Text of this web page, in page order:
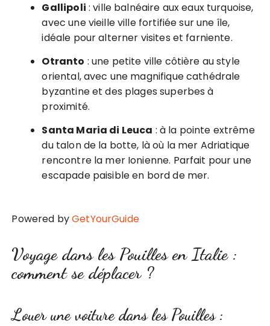
Gallipoli : ville balnéaire aux eaux turquoise,
avec une vieille ville fortifiée sur une île,
idéale pour alterner visites et farniente.
Otranto : une petite ville côtière au style
oriental, avec une magnifique cathédrale
byzantine et des plages superbes à
proximité.
Santa Maria di Leuca : à la pointe extrême
du talon de la botte, là où la mer Adriatique
rencontre la mer Ionienne. Parfait pour une
escapade paisible en bord de mer.
Powered byGetYourGuide
Voyage dans les Pouilles en Italie :
comment se déplacer ?
Louer une voiture dans les Pouilles :